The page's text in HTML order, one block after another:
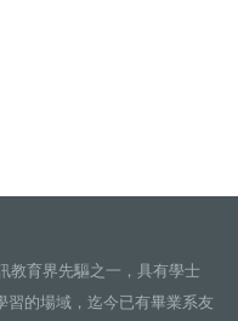
教育界先驅之一，具有學士
的場域，迄今已有畢業系友